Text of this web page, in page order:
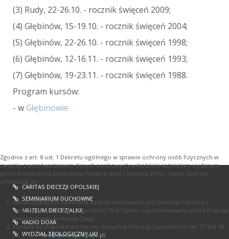
(3) Rudy, 22-26.10. - rocznik święceń 2009;
(4) Głębinów, 15-19.10. - rocznik święceń 2004;
(5) Głębinów, 22-26.10. - rocznik święceń 1998;
(6) Głębinów, 12-16.11. - rocznik święceń 1993;
(7) Głębinów, 19-23.11. - rocznik święceń 1988.
Program kursów:
- wGłębinowie
CARITAS DIECEZJI OPOLSKIEJ
SEMINIARIUM DUCHOWNE
MUZEUM DIECEZJALNE
RADIO DOXA
WYDZIAŁ TEOLOGICZNY UO
Zgodnie z art. 8 ust. 1 Dekretu ogólnego w sprawie ochrony osób fizycznych w
związku z przetwarzaniem danych osobowych w Kościele katolickim wydanym
przez Konferencję Episkopatu Polski w dniu 13 marca 2018 r. (dalej: Dekret)
informuję, że:
Administratorem Pani/Pana danych osobowych jest Diecezja Opolska z
siedzibą przy ul. Książąt Opolskich 19 w Opolu, reprezentowana przez Biskupa
Diecezjalnego Andrzeja Czaję;
Kontakt do Inspektora ochrony danych w Diecezji Opolskiej to: tel. 77 454 38
37, e-mail:iod@diecezja.opole.pl;